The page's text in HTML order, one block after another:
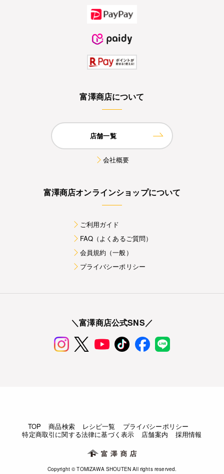
富澤商店について
店舗一覧
会社概要
富澤商店オンラインショップについて
ご利用ガイド
FAQ（よくあるご質問）
会員規約（一般）
プライバシーポリシー
＼富澤商店公式SNS／
TOP 商品検索 レシピ一覧
プライバシーポリシー
特定商取引に関する法律に基づく表示
店舗案内 採用情報
Copyright © TOMIZAWA SHOUTEN All rights reserved.